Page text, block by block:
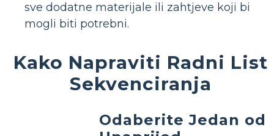
sve dodatne materijale ili zahtjeve koji bi
mogli biti potrebni.
Kako Napraviti Radni List
Sekvenciranja
Odaberite Jedan od